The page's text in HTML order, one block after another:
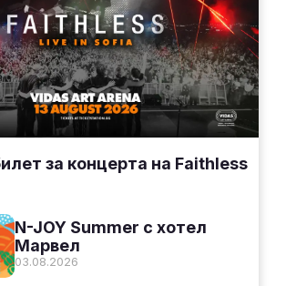
за концерта на Faithless
03.08.2026
N-JOY Summer с хотел
Марвел